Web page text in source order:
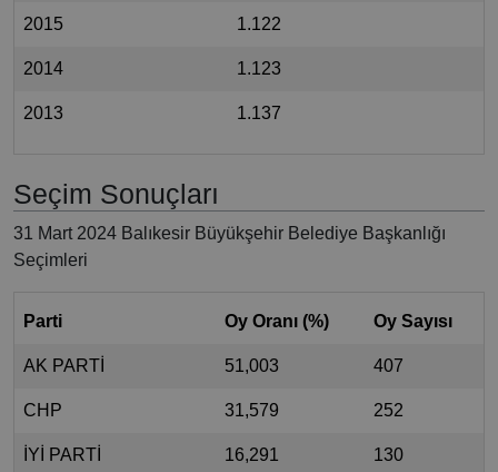
2015 1.122
2014 1.123
2013 1.137
Seçim Sonuçları
31 Mart 2024 Balıkesir Büyükşehir Belediye Başkanlığı
Seçimleri
Parti Oy Oranı (%) Oy Sayısı
AK PARTİ 51,003 407
CHP 31,579 252
İYİ PARTİ 16,291 130